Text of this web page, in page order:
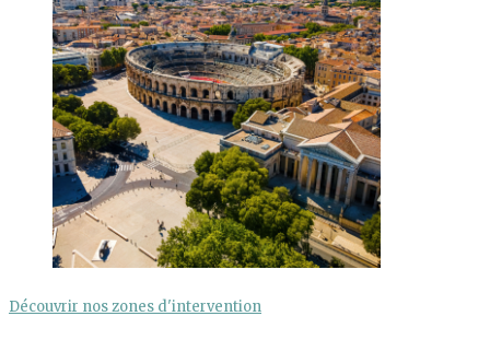
Découvrir nos zones d'intervention